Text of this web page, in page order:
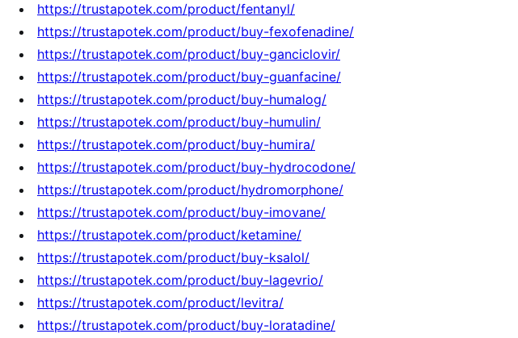
https://trustapotek.com/product/fentanyl/
https://trustapotek.com/product/buy-fexofenadine/
https://trustapotek.com/product/buy-ganciclovir/
https://trustapotek.com/product/buy-guanfacine/
https://trustapotek.com/product/buy-humalog/
https://trustapotek.com/product/buy-humulin/
https://trustapotek.com/product/buy-humira/
https://trustapotek.com/product/buy-hydrocodone/
https://trustapotek.com/product/hydromorphone/
https://trustapotek.com/product/buy-imovane/
https://trustapotek.com/product/ketamine/
https://trustapotek.com/product/buy-ksalol/
https://trustapotek.com/product/buy-lagevrio/
https://trustapotek.com/product/levitra/
https://trustapotek.com/product/buy-loratadine/